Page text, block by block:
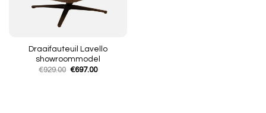
Draaifauteuil Lavello
showroommodel
€929.00 Oorspronkelijke
€697.00Huidige